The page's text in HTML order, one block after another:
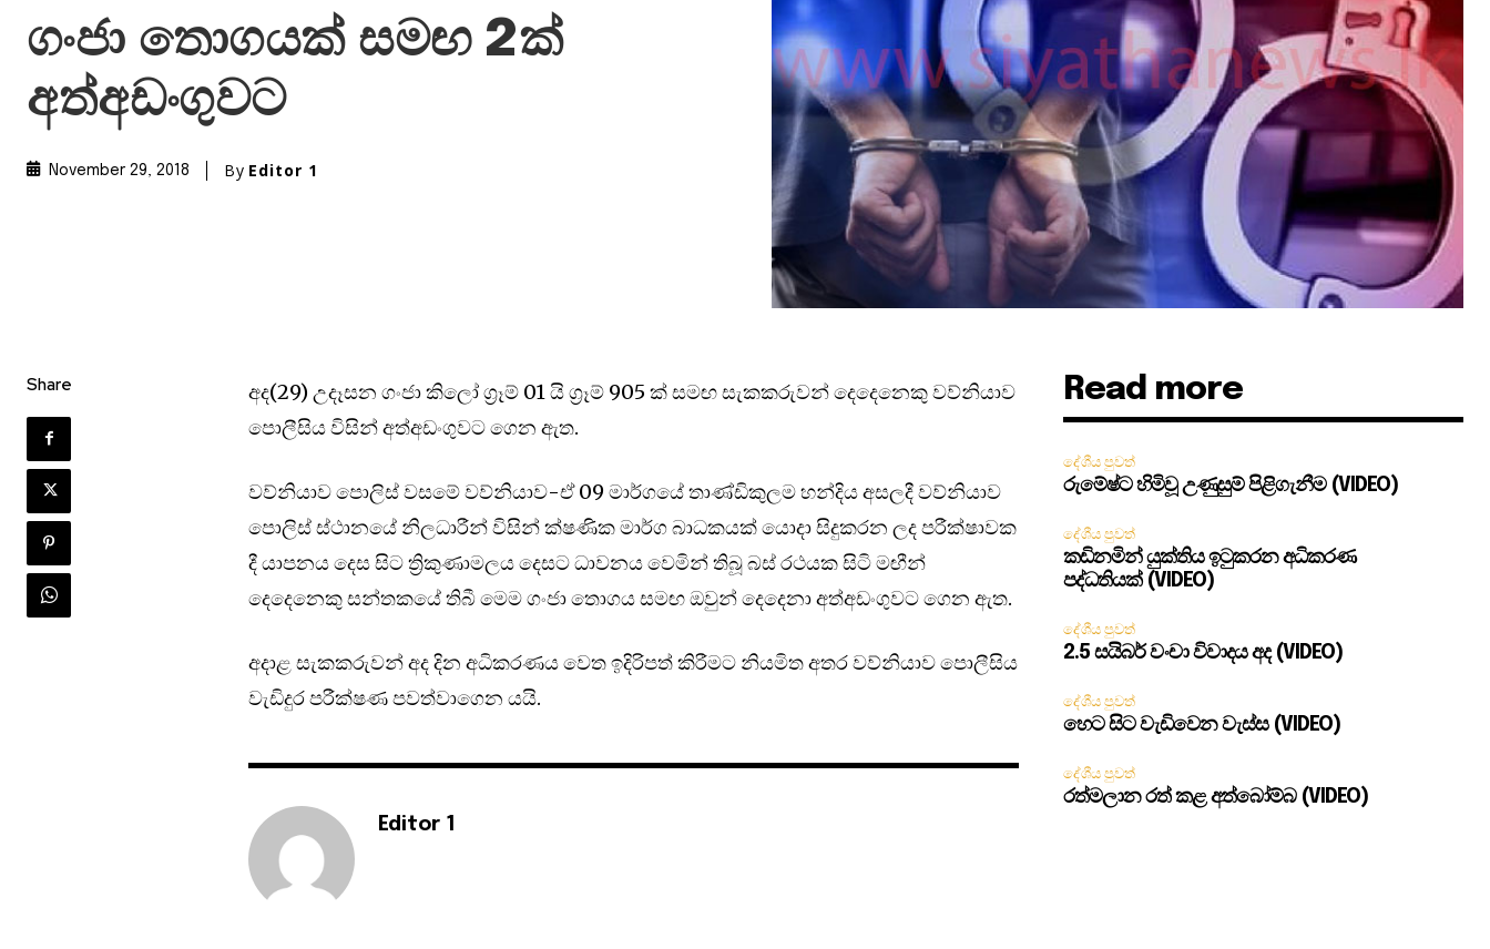
ගංජා තොගයක් සමඟ 2ක්
අත්අඩංගුවට
November 29, 2018 By Editor 1
Share
අද(29) උදෑසන ගංජා කිලෝ ග්‍රෑම් 01 යි ග්‍රෑම් 905 ක් සමඟ සැකකරුවන් දෙදෙනෙකු වව්නියාව
පොලීසිය විසින් අත්අඩංගුවට ගෙන ඇත.
වව්නියාව පොලිස් වසමේ වව්නියාව-ඒ 09 මාර්ගයේ තාණ්ඩිකුලම හන්දිය අසලදී වව්නියාව
පොලිස් ස්ථානයේ නිලධාරීන් විසින් ක්ෂණික මාර්ග බාධකයක් යොදා සිදුකරන ලද පරීක්ෂාවක
දී යාපනය දෙස සිට ත්‍රිකුණාමලය දෙසට ධාවනය වෙමින් තිබූ බස් රථයක සිටි මඟීන්
දෙදෙනෙකු සන්තකයේ තිබී මෙම ගංජා තොගය සමඟ ඔවුන් දෙදෙනා අත්අඩංගුවට ගෙන ඇත.
අදාළ සැකකරුවන් අද දින අධිකරණය වෙත ඉදිරිපත් කිරීමට නියමිත අතර වව්නියාව පොලීසිය
වැඩිදුර පරීක්ෂණ පවත්වාගෙන යයි.
Editor 1
Read more
දේශීය පුවත්
රුමේෂ්ට හිමිවූ උණුසුම් පිළිගැනීම (VIDEO)
දේශීය පුවත්
කඩිනමින් යුක්තිය ඉටුකරන අධිකරණ
පද්ධතියක් (VIDEO)
දේශීය පුවත්
2.5 සයිබර් වංචා විවාදය අද (VIDEO)
දේශීය පුවත්
හෙට සිට වැඩිවෙන වැස්ස (VIDEO)
දේශීය පුවත්
රත්මලාන රත් කළ අත්බෝම්බ (VIDEO)